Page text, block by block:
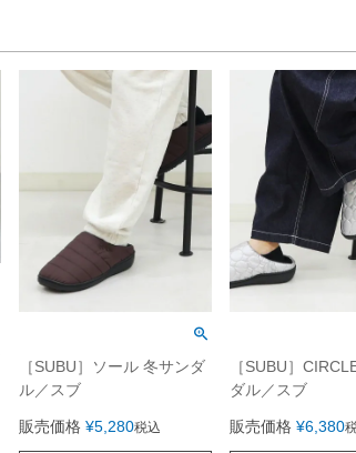
［SUBU］ソール 冬サンダ
ル／スブ
販売価格 ¥5,280税込
［SUBU］
ダル／スブ
販売価格 ¥6,380